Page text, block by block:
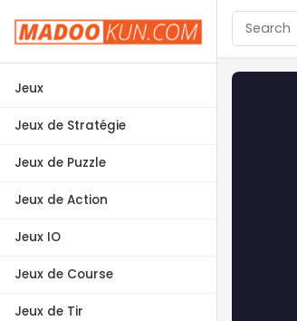
Jeux
Jeux de Stratégie
Jeux de Puzzle
Jeux de Action
Jeux IO
Jeux de Course
Jeux de Tir